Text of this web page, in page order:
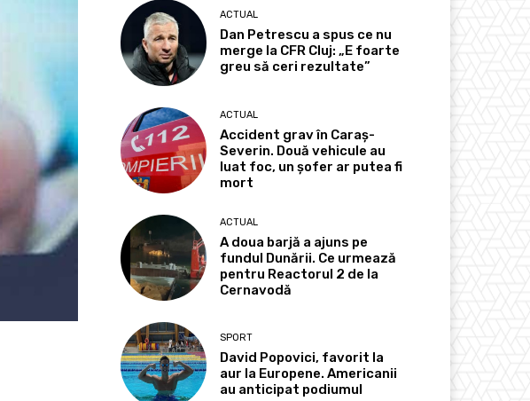
ACTUAL
Dan Petrescu a spus ce nu
merge la CFR Cluj: „E foarte
greu să ceri rezultate”
ACTUAL
Accident grav în Caraș-
Severin. Două vehicule au
luat foc, un șofer ar putea fi
mort
ACTUAL
A doua barjă a ajuns pe
fundul Dunării. Ce urmează
pentru Reactorul 2 de la
Cernavodă
SPORT
David Popovici, favorit la
aur la Europene. Americanii
au anticipat podiumul